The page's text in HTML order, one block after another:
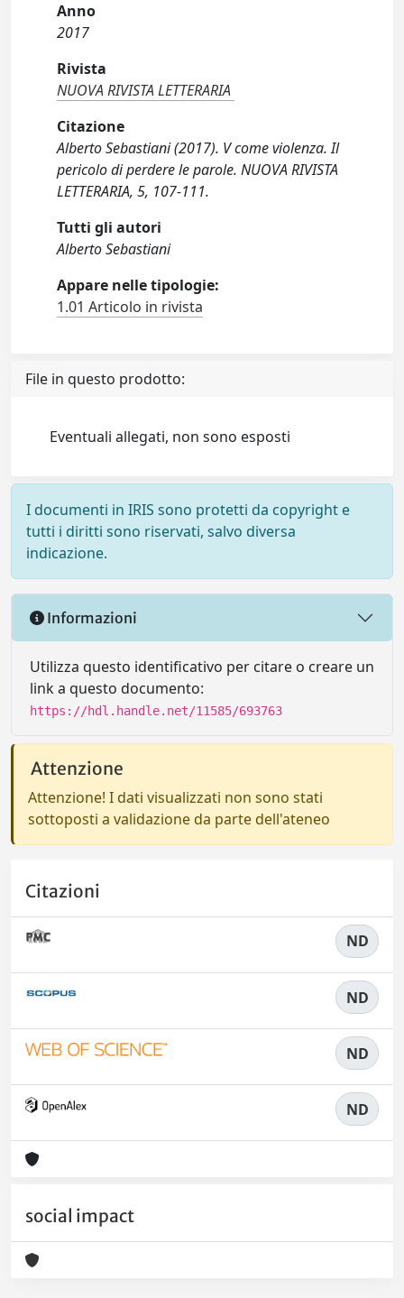
Anno
2017
Rivista
NUOVA RIVISTA LETTERARIA
Citazione
Alberto Sebastiani (2017). V come violenza. Il
pericolo di perdere le parole. NUOVA RIVISTA
LETTERARIA, 5, 107-111.
Tutti gli autori
Alberto Sebastiani
Appare nelle tipologie:
1.01 Articolo in rivista
File in questo prodotto:
Eventuali allegati, non sono esposti
I documenti in IRIS sono protetti da copyright e
tutti i diritti sono riservati, salvo diversa
indicazione.
Informazioni
Utilizza questo identificativo per citare o creare un
link a questo documento:
https://hdl.handle.net/11585/693763
Attenzione
Attenzione! I dati visualizzati non sono stati
sottoposti a validazione da parte dell'ateneo
Citazioni
ND
ND
ND
ND
social impact